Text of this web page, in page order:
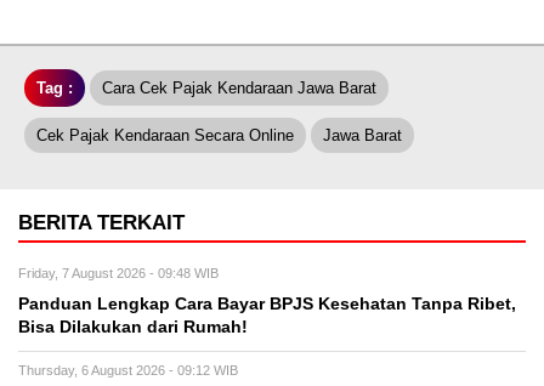
Tag : Cara Cek Pajak Kendaraan Jawa Barat
Cek Pajak Kendaraan Secara Online Jawa Barat
BERITA TERKAIT
Friday, 7 August 2026 - 09:48 WIB
Panduan Lengkap Cara Bayar BPJS Kesehatan Tanpa Ribet,
Bisa Dilakukan dari Rumah!
Thursday, 6 August 2026 - 09:12 WIB